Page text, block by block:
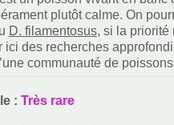
plutôt calme. On
D. filamentosus, si la priorité
ici des recherches
communauté de
: Très rare